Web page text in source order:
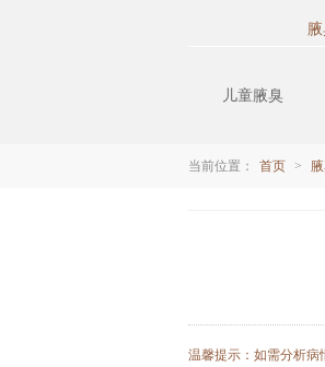
儿童腋臭
当前位置： 首页 >
温馨提示：如需分析病